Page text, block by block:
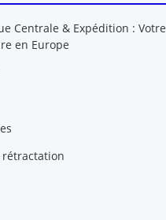
Centrale & Expédition : Votre
en Europe